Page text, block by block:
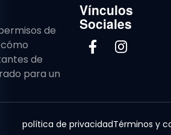
de
de
para un
Vínculos
Sociales
política de privacidadTérminos y